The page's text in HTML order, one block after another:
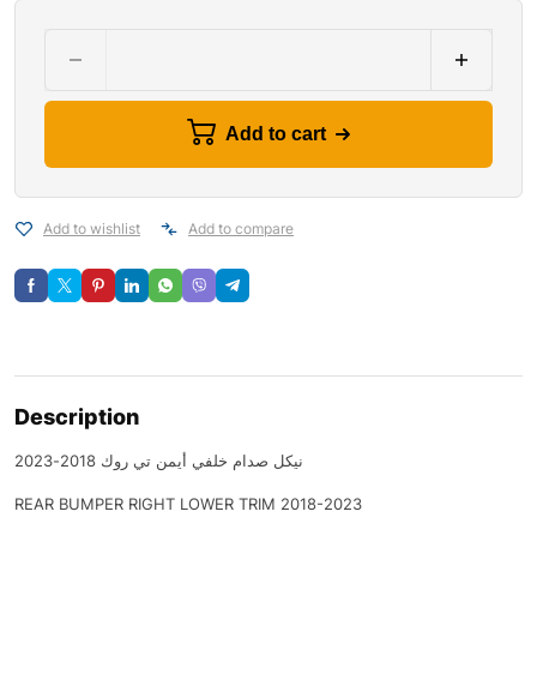
Add to cart
Add to wishlist Add to compare
Description
نيكل صدام خلفي أيمن تي روك 2018-2023
REAR BUMPER RIGHT LOWER TRIM 2018-2023